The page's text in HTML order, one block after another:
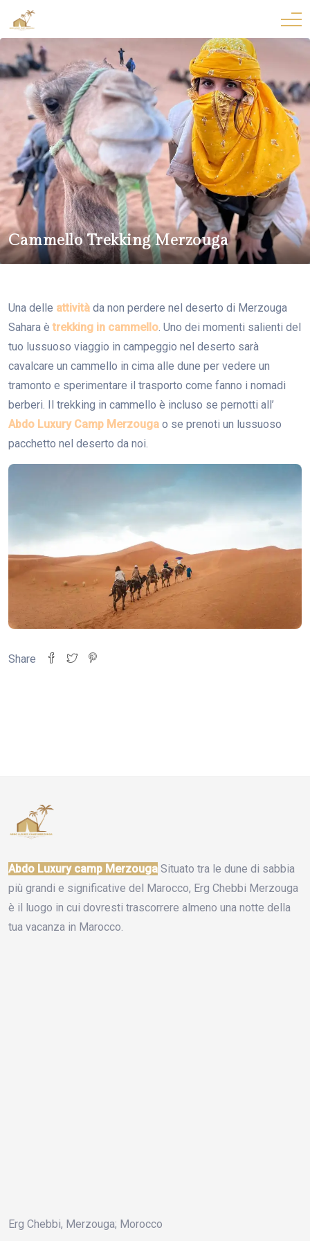
Cammello Trekking Merzouga
Una delle attività da non perdere nel deserto di Merzouga
Sahara ètrekking in cammello. Uno dei momenti salienti del
tuo lussuoso viaggio in campeggio nel deserto sarà
cavalcare un cammello in cima alle dune per vedere un
tramonto e sperimentare il trasporto come fanno i nomadi
berberi. Il trekking in cammello è incluso se pernotti all’
Abdo Luxury Camp Merzouga o se prenoti un lussuoso
pacchetto nel deserto da noi.
Share
Abdo Luxury camp Merzouga Situato tra le dune di sabbia
più grandi e significative del Marocco, Erg Chebbi Merzouga
è il luogo in cui dovresti trascorrere almeno una notte della
tua vacanza in Marocco.
Erg Chebbi, Merzouga; Morocco